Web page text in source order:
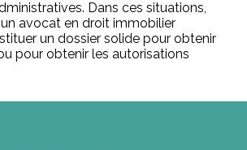
Dans ces situations,
avocat en droit immobilier
un dossier solide pour obtenir
pour obtenir les autorisations